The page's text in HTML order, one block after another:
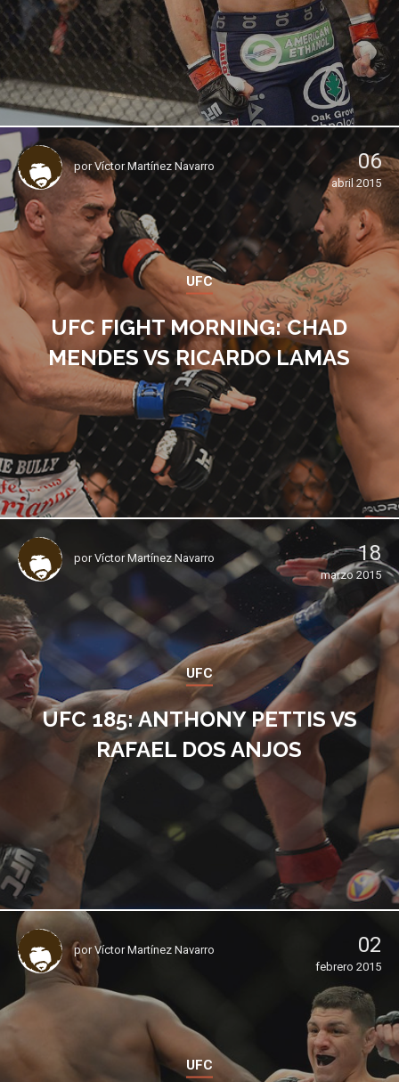
porVíctor Martínez Navarro 06
abril 2015
UFC
UFC FIGHT MORNING: CHAD
MENDES VS RICARDO LAMAS
porVíctor Martínez Navarro 18
marzo 2015
UFC
UFC 185: ANTHONY PETTIS VS
RAFAEL DOS ANJOS
porVíctor Martínez Navarro 02
febrero 2015
UFC